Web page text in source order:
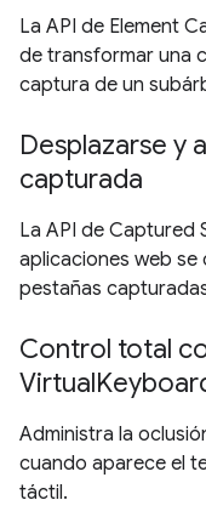
La API de Element
de transformar una
captura de un
Desplazarse y
capturada
La API de Captured
aplicaciones web se
pestañas
Control total
Administra la
cuando aparece el
táctil.